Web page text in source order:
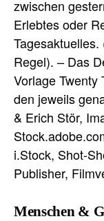
zwischen
Erlebtes oder
Regel). – Das
Vorlage Twenty
den jeweils
& Erich Stör,
i.Stock, Shot-
Publisher,
Menschen &